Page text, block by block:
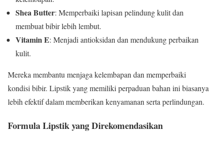
Shea Butter: Memperbaiki lapisan pelindung kulit dan
membuat bibir lebih lembut.
Vitamin E: Menjadi antioksidan dan mendukung perbaikan
kulit.
Mereka membantu menjaga kelembapan dan memperbaiki
kondisi bibir. Lipstik yang memiliki perpaduan bahan ini biasanya
lebih efektif dalam memberikan kenyamanan serta perlindungan.
Formula Lipstik yang Direkomendasikan